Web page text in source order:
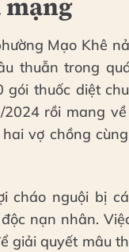
Mạo Khê
thuẫn trong
thuốc diệt
rồi mang
vợ chồng
cháo nguội bị
nạn nhân.
giải quyết mâu